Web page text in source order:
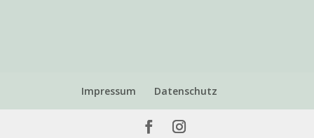
Impressum Datenschutz